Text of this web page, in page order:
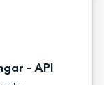
- API